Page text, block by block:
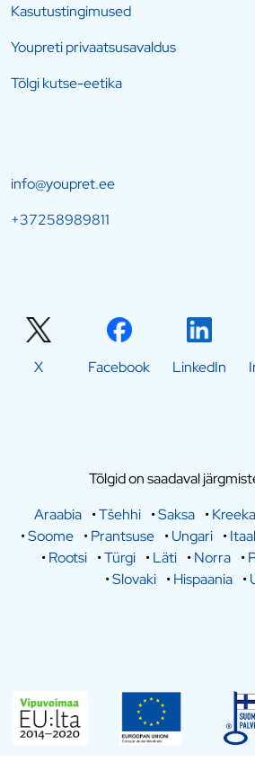
Kasutustingimused
Youpreti privaatsusavaldus
Tõlgi kutse-eetika
info@youpret.ee
+37258989811
X Facebook LinkedIn
Tõlgid on saadaval
Araabia •Tšehhi •Saksa •Kreeka
•Soome •Prantsuse •Ungari •
•Rootsi •Türgi •Läti •Norra •
•Slovaki •Hispaania •